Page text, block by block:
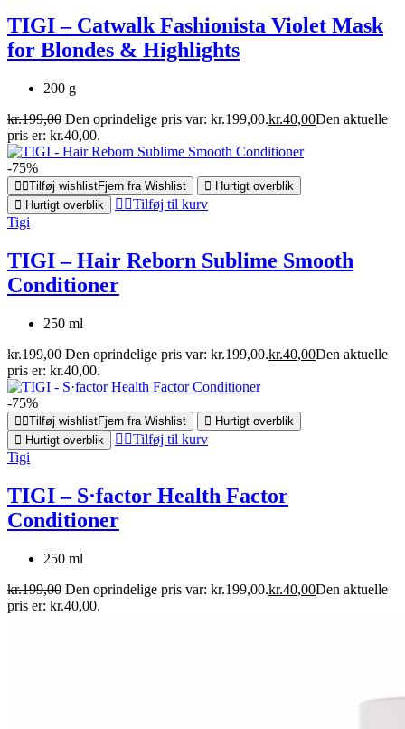
TIGI – Catwalk Fashionista Violet Mask
for Blondes & Highlights
200 g
kr.199,00 Den oprindelige pris var: kr.199,00.kr.40,00Den aktuelle
pris er: kr.40,00.
-75%
Tilføj wishlistFjern fra Wishlist
Hurtigt overblik
Hurtigt overblik
Tilføj til kurv
Tigi
TIGI – Hair Reborn Sublime Smooth
Conditioner
250 ml
kr.199,00 Den oprindelige pris var: kr.199,00.kr.40,00Den aktuelle
pris er: kr.40,00.
-75%
Tilføj wishlistFjern fra Wishlist
Hurtigt overblik
Hurtigt overblik
Tilføj til kurv
Tigi
TIGI – S·factor Health Factor
Conditioner
250 ml
kr.199,00 Den oprindelige pris var: kr.199,00.kr.40,00Den aktuelle
pris er: kr.40,00.